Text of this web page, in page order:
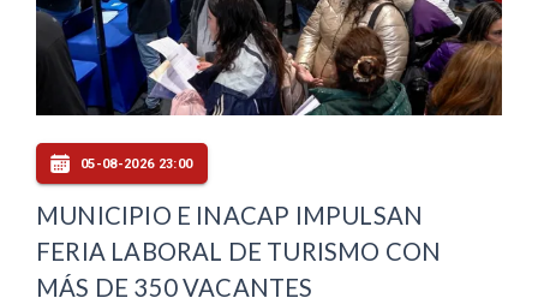
05-08-2026 23:00
MUNICIPIO E INACAP IMPULSAN
FERIA LABORAL DE TURISMO CON
MÁS DE 350 VACANTES